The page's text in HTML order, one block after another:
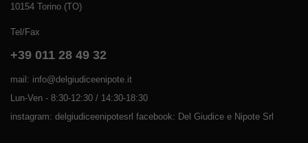
10154 Torino (TO)
Tel/Fax
+39 011 28 49 32
mail: info@delgiudiceenipote.it
Lun-Ven - 8:30-12:30 / 14:30-18:30
instagram: delgiudiceenipotesrl facebook: Del Giudice e Nipote Srl